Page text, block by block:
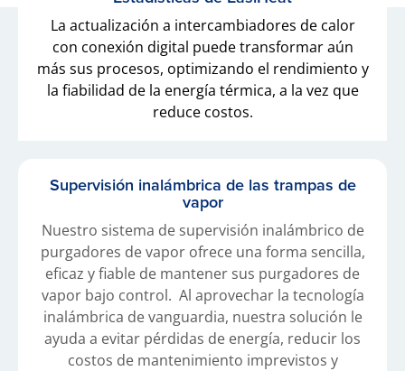
La actualización a intercambiadores de calor
con conexión digital puede transformar aún
más sus procesos, optimizando el rendimiento y
la fiabilidad de la energía térmica, a la vez que
reduce costos.
Supervisión inalámbrica de las trampas de
vapor
Nuestro sistema de supervisión inalámbrico de
purgadores de vapor ofrece una forma sencilla,
eficaz y fiable de mantener sus purgadores de
vapor bajo control. Al aprovechar la tecnología
inalámbrica de vanguardia, nuestra solución le
ayuda a evitar pérdidas de energía, reducir los
costos de mantenimiento imprevistos y